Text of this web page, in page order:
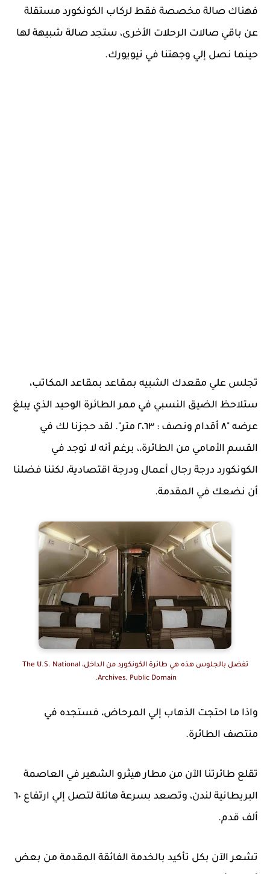
فهناك صالة مخصصة فقط لركاب الكونكورد مستقلة
عن باقي صالات الرحلات الأخرى، ستجد صالة شبيهة لها
حينما نصل إلي وجهتنا في نيويورك.
تجلس علي مقعدك الشبيه بمقاعد بمقاعد المكاتب،
ستلاحظ الضيق النسبي في ممر الطائرة الوحيد الذي يبلغ
عرضه "٨ أقدام ونصف : ٢،٦٣ متر". لقد حجزنا لك في
القسم الأمامي من الطائرة،، برغم أنه لا توجد في
الكونكورد درجة رجال أعمال ودرجة اقتصادية، لكننا فضلنا
أن نضعك في المقدمة.
تفضل بالجلوس هذه هي طائرة الكونكورد من الداخل، The U.S. National
Archives, Public Domain.
واذا ما احتجت الذهاب إلي المرحاض، فستجده في
منتصف الطائرة.
تقلع طائرتنا الآن من مطار هيثرو الشهير في العاصمة
البريطانية لندن، وتصعد بسرعة هائلة لتصل إلي ارتفاع ٦٠
ألف قدم.
تشعر الآن بكل تأكيد بالخدمة الفائقة المقدمة من بعض